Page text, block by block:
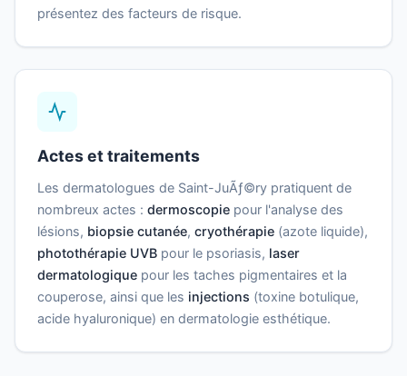
présentez des facteurs de risque.
Actes et traitements
Les dermatologues de Saint-JuÃƒ©ry pratiquent de
nombreux actes : dermoscopie pour l'analyse des
lésions, biopsie cutanée, cryothérapie (azote liquide),
photothérapie UVB pour le psoriasis, laser
dermatologique pour les taches pigmentaires et la
couperose, ainsi que les injections (toxine botulique,
acide hyaluronique) en dermatologie esthétique.